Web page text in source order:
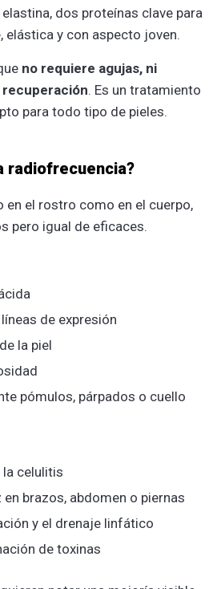
dos proteínas clave para
elástica y con aspecto joven.
no requiere agujas, ni
. Es un tratamiento
para todo tipo de pieles.
radiofrecuencia?
en el rostro como en el cuerpo,
pero igual de eficaces.
de expresión
la piel
pómulos, párpados o cuello
celulitis
brazos, abdomen o piernas
y el drenaje linfático
de toxinas